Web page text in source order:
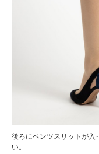
後ろにベンツスリットが入
い。